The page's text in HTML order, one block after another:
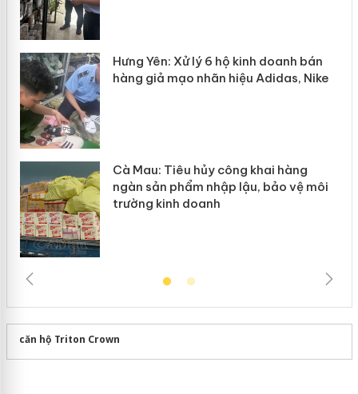
Hưng Yên: Xử lý 6 hộ kinh doanh bán
hàng giả mạo nhãn hiệu Adidas, Nike
Cà Mau: Tiêu hủy công khai hàng
ngàn sản phẩm nhập lậu, bảo vệ môi
trường kinh doanh
căn hộ Triton Crown